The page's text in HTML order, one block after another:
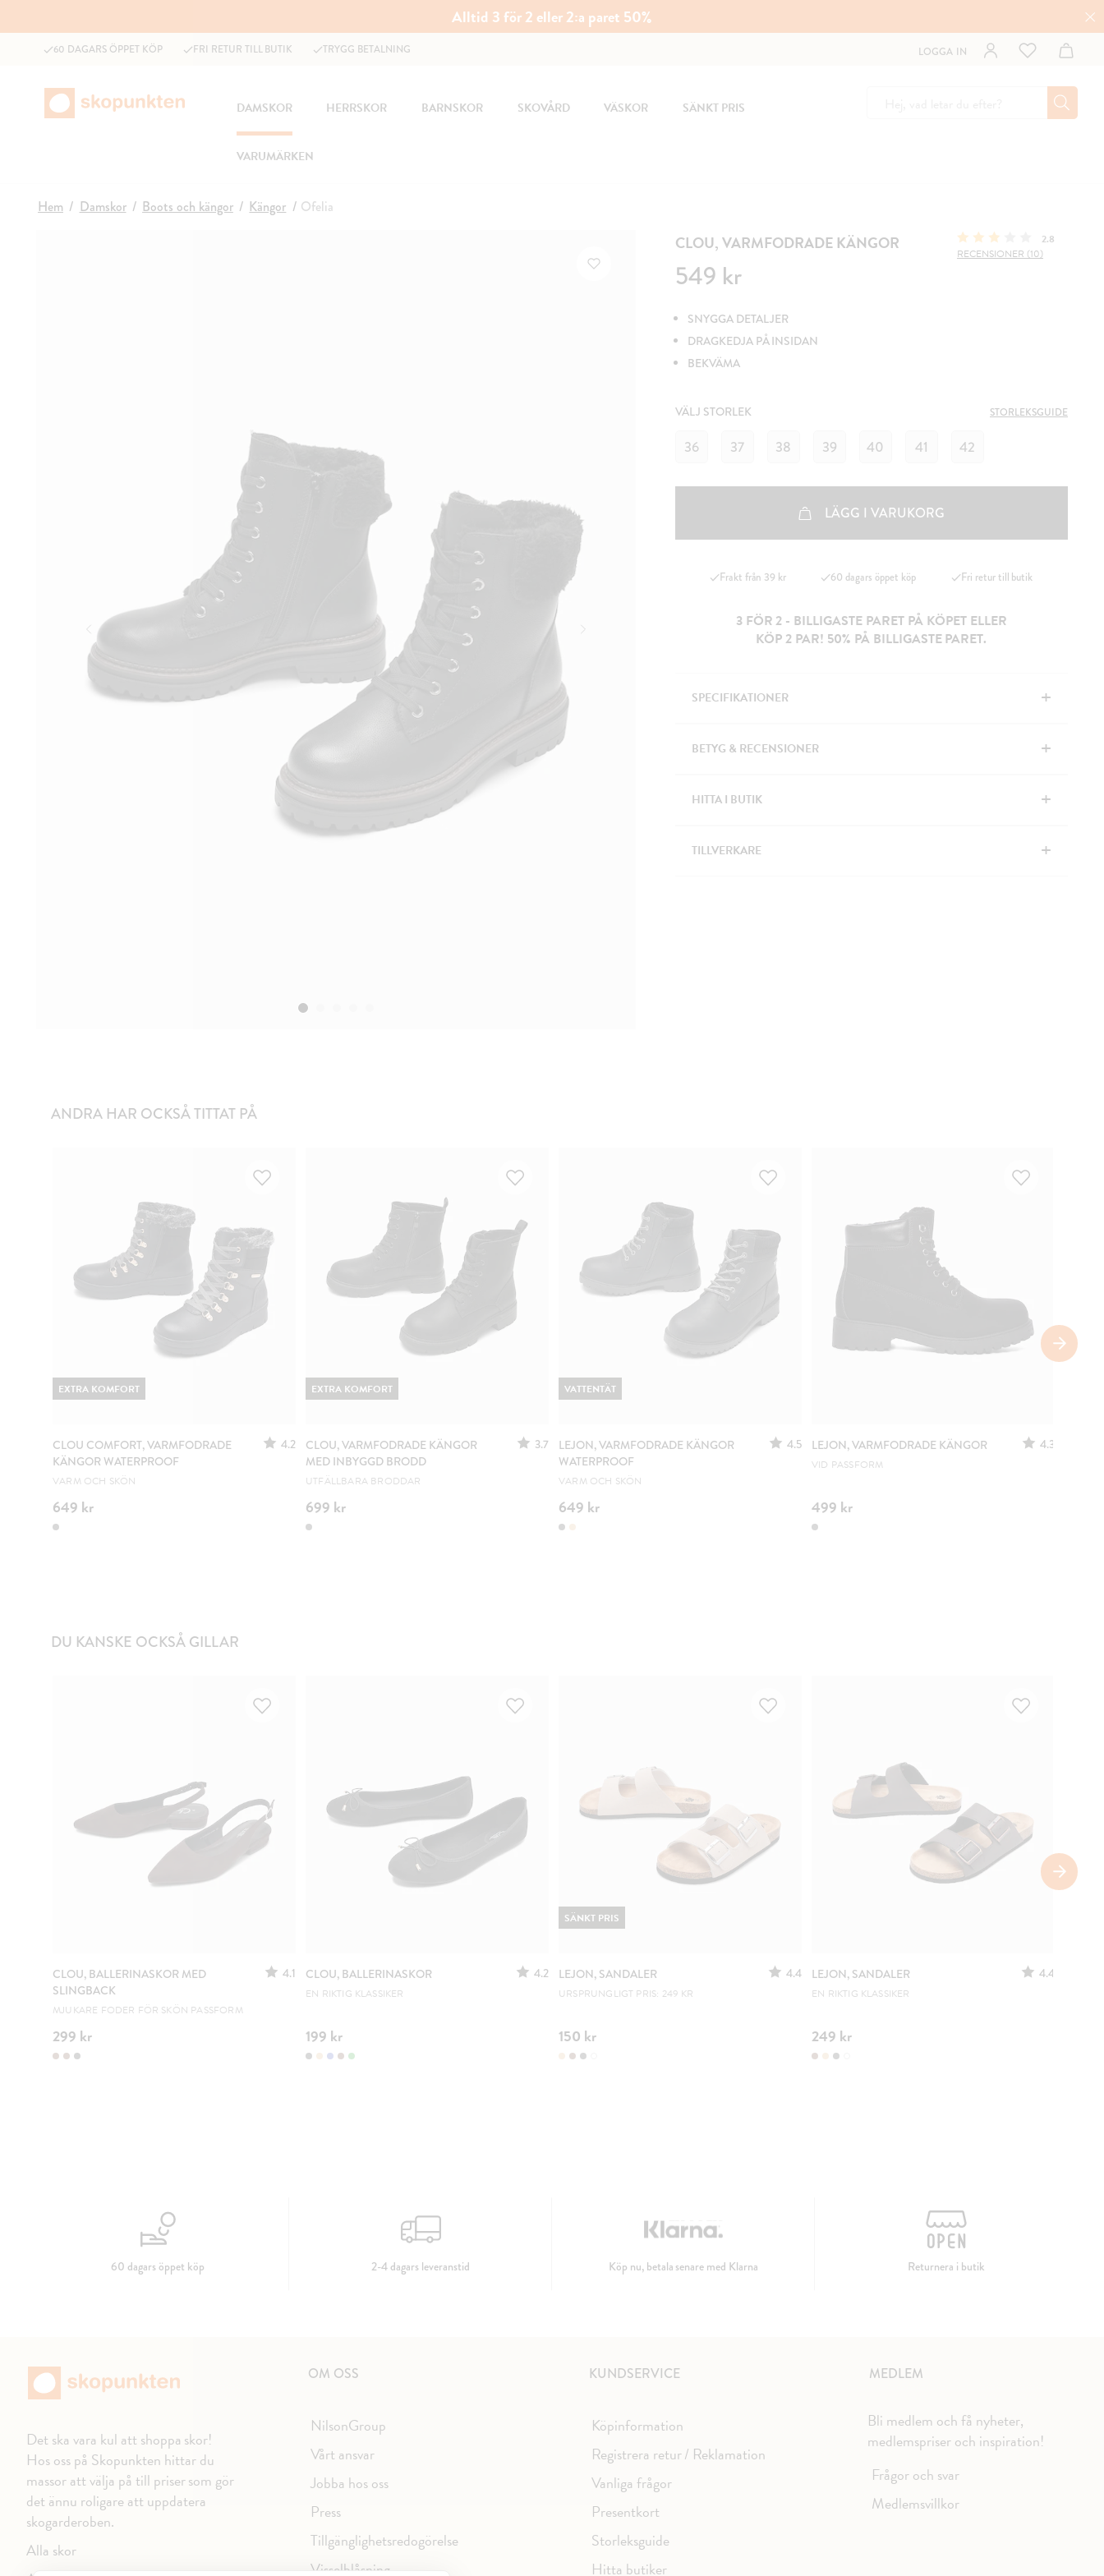
Alltid 3 för 2 eller 2:a paret 50%
60 DAGARS ÖPPET KÖP FRI RETUR TILL BUTIK TRYGG BETALNING LOGGA IN
DAMSKOR HERRSKOR BARNSKOR SKOVÅRD VÄSKOR SÄNKT PRIS
VARUMÄRKEN
Hem Damskor Boots och kängor Kängor Ofelia
CLOU, VARMFODRADE KÄNGOR
Pris: 549 kr
549 kr
2.8
RECENSIONER (10)
SNYGGA DETALJER
DRAGKEDJA PÅ INSIDAN
BEKVÄMA
VÄLJ STORLEK STORLEKSGUIDE
36 37 38 39 40 41 42
LÄGG I VARUKORG
Frakt från 39 kr 60 dagars öppet köp Fri retur till butik
3 FÖR 2 - BILLIGASTE PARET PÅ KÖPET ELLER
KÖP 2 PAR! 50% PÅ BILLIGASTE PARET.
SPECIFIKATIONER +
BETYG & RECENSIONER +
HITTA I BUTIK +
TILLVERKARE +
ANDRA HAR OCKSÅ TITTAT PÅ
CLOU COMFORT, VARMFODRADE
KÄNGOR WATERPROOF
4.2
VARM OCH SKÖN
649 kr
EXTRA KOMFORT
CLOU, VARMFODRADE KÄNGOR
MED INBYGGD BRODD
3.7
UTFÄLLBARA BRODDAR
699 kr
EXTRA KOMFORT
LEJON, VARMFODRADE KÄNGOR
WATERPROOF
4.5
VARM OCH SKÖN
649 kr
VATTENTÄT
LEJON, VARMFODRADE KÄNGOR 4.3
VID PASSFORM
499 kr
DU KANSKE OCKSÅ GILLAR
CLOU, BALLERINASKOR MED
SLINGBACK
4.1
MJUKARE FODER FÖR SKÖN PASSFORM
299 kr
CLOU, BALLERINASKOR 4.2
EN RIKTIG KLASSIKER
199 kr
LEJON, SANDALER 4.4
URSPRUNGLIGT PRIS: 249 KR
150 kr
SÄNKT PRIS
LEJON, SANDALER 4.4
EN RIKTIG KLASSIKER
249 kr
60 dagars öppet köp 2-4 dagars leveranstid Köp nu, betala senare med Klarna Returnera i butik
Det ska vara kul att shoppa skor!
Hos oss på Skopunkten hittar du
massor att välja på till priser som gör
det ännu roligare att uppdatera
skogarderoben.
Alla skor
OM OSS
NilsonGroup
Vårt ansvar
Jobba hos oss
Press
Tillgänglighetsredogörelse
Visselblåsning
KUNDSERVICE
Köpinformation
Registrera retur / Reklamation
Vanliga frågor
Presentkort
Storleksguide
Hitta butiker
MEDLEM
Bli medlem och få nyheter,
medlemspriser och inspiration!
Frågor och svar
Medlemsvillkor